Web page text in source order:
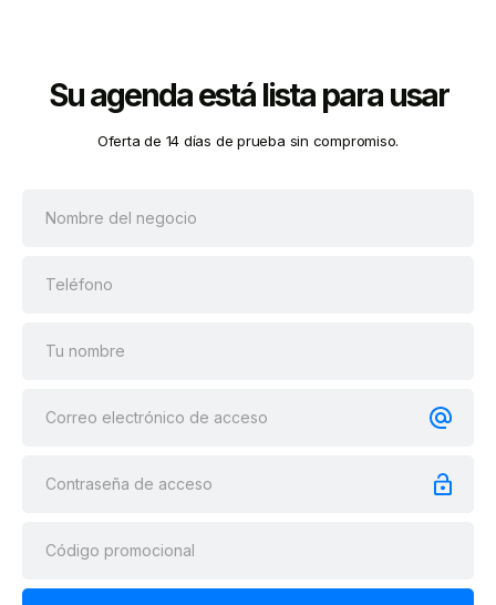
Su agenda está lista para usar
Oferta de 14 días de prueba sin compromiso.